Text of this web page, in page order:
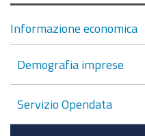
Informazione economica
Demografia imprese
Servizio Opendata